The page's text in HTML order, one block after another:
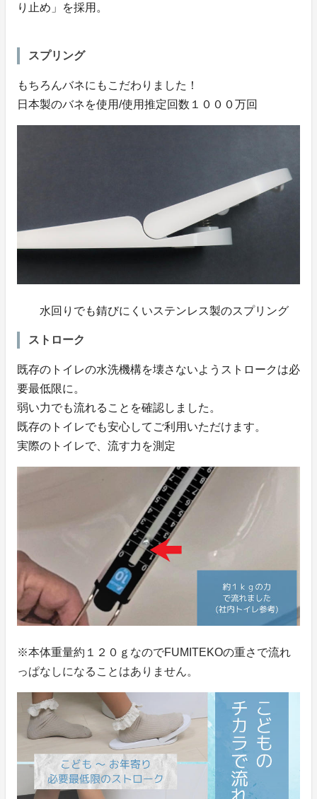
り止め」を採用。
スプリング
もちろんバネにもこだわりました！
日本製のバネを使用/使用推定回数１０００万回
水回りでも錆びにくいステンレス製のスプリング
ストローク
既存のトイレの水洗機構を壊さないようストロークは必
要最低限に。
弱い力でも流れることを確認しました。
既存のトイレでも安心してご利用いただけます。
実際のトイレで、流す力を測定
※本体重量約１２０ｇなのでFUMITEKOの重さで流れ
っぱなしになることはありません。